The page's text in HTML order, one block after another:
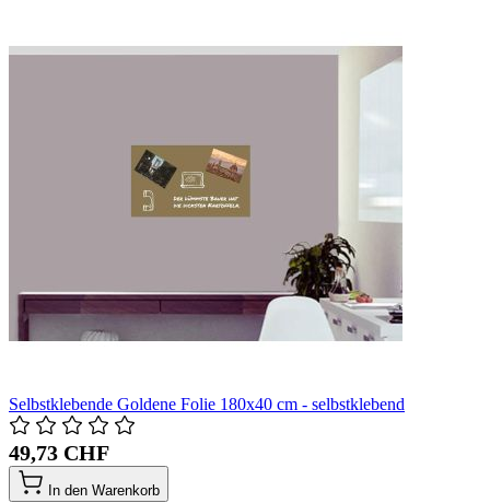
Selbstklebende Goldene Folie 180x40 cm - selbstklebend
49,73 CHF
In den Warenkorb